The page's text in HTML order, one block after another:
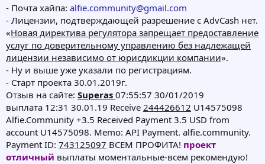
- Почта хайпа: alfie.community@gmail.com
- Лицензии, подтверждающей разрешение с AdvCash нет.
«Новая директива регулятора запрещает предоставление
услуг по доверительному управлению без надлежащей
лицензии независимо от юрисдикции компании».
- Ну и выше уже указали по регистрациям.
- Старт проекта 30.01.2019г.
Отзыв на сайте: Superas 07:55:57 30/01/2019
выплата 12:31 30.01.19 Receive 244426612 U14575098
Alfie.Community +3.5 Received Payment 3.5 USD from
account U14575098. Memo: API Payment. alfie.community.
Payment ID: 743125097 ВСЕМ ПРОФИТА! проект
отличный выплаты моментальные-всем рекомендую!